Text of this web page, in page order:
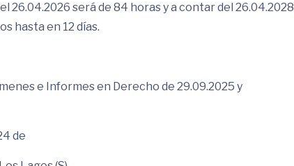
26.04.2026 será de 84 horas y a contar del 26.04.2028
hasta en 12 días.
e Informes en Derecho de 29.09.2025 y
de